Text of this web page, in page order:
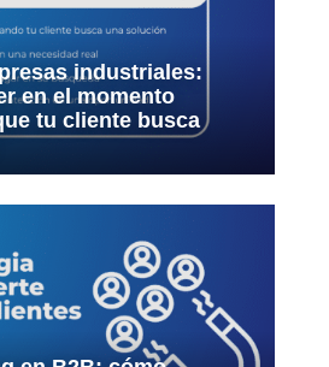
industriales:
en el momento
tu cliente busca